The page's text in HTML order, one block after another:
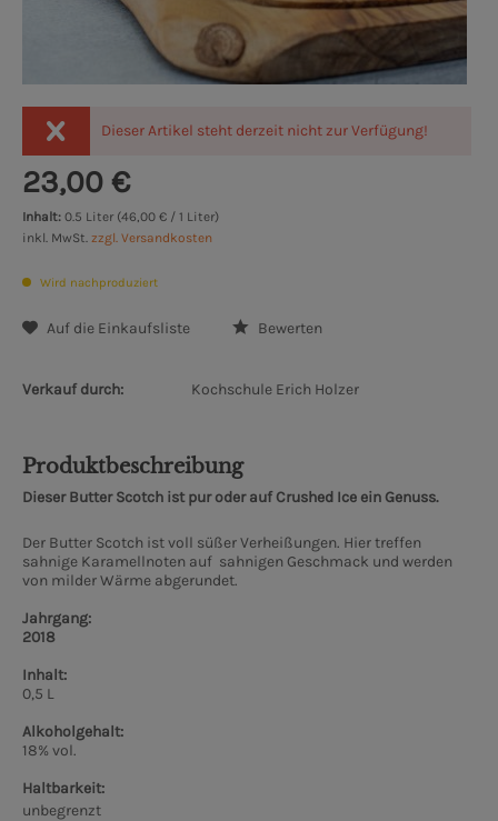
Dieser Artikel steht derzeit nicht zur Verfügung!
23,00 €
Inhalt: 0.5 Liter (46,00 € / 1 Liter)
inkl. MwSt. zzgl. Versandkosten
Wird nachproduziert
Auf die Einkaufsliste Bewerten
Verkauf durch: Kochschule Erich Holzer
Produktbeschreibung
Dieser Butter Scotch ist pur oder auf Crushed Ice ein Genuss.
Der Butter Scotch ist voll süßer Verheißungen. Hier treffen
sahnige Karamellnoten auf sahnigen Geschmack und werden
von milder Wärme abgerundet.
Jahrgang:
2018
Inhalt:
0,5 L
Alkoholgehalt:
18% vol.
Haltbarkeit:
unbegrenzt